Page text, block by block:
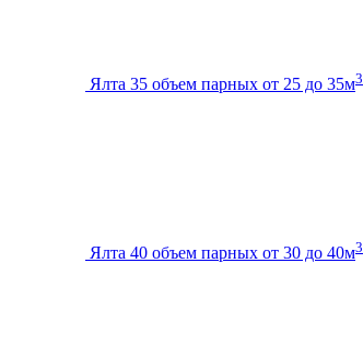
Ялта 35 объем парных от 25 до 35м3
Ялта 40 объем парных от 30 до 40м3